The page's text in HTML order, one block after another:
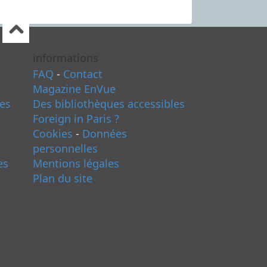
informations
FAQ - Contact
Magazine EnVue
Des bibliothèques accessibles
Foreign in Paris ?
Cookies - Données
personnelles
Mentions légales
Plan du site